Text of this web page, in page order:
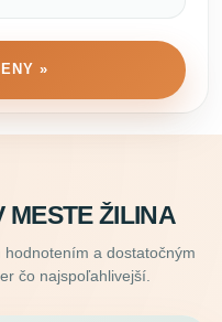
»
MESTE ŽILINA
a dostatočným
čo najspoľahlivejší.